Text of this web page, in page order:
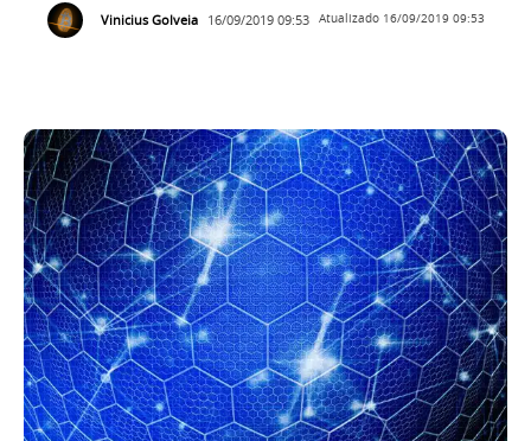
Vinicius Golveia 16/09/2019 09:53 Atualizado 16/09/2019 09:53